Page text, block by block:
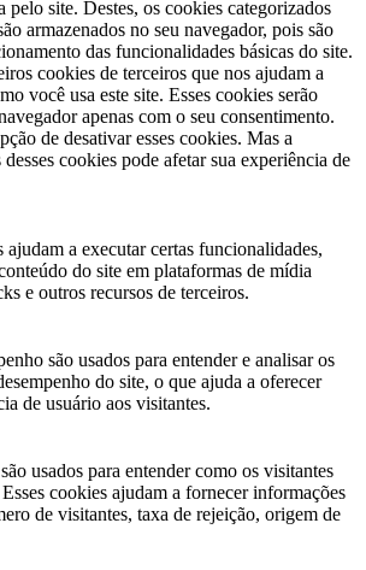
pelo site. Destes, os cookies categorizados
armazenados no seu navegador, pois são
das funcionalidades básicas do site.
cookies de terceiros que nos ajudam a
você usa este site. Esses cookies serão
apenas com o seu consentimento.
de desativar esses cookies. Mas a
cookies pode afetar sua experiência de
a executar certas funcionalidades,
do site em plataformas de mídia
e outros recursos de terceiros.
são usados ​​para entender e analisar os
do site, o que ajuda a oferecer
de usuário aos visitantes.
usados ​​para entender como os visitantes
cookies ajudam a fornecer informações
de visitantes, taxa de rejeição, origem de